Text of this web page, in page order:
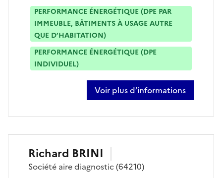
PERFORMANCE ÉNERGÉTIQUE (DPE PAR
IMMEUBLE, BÂTIMENTS À USAGE AUTRE
QUE D’HABITATION)
PERFORMANCE ÉNERGÉTIQUE (DPE
INDIVIDUEL)
Voir plus d’informations
sur mathieu boulle
Richard BRINI
Société aire diagnostic(64210)